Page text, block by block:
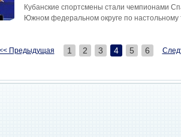
Кубанские спортсмены стали чемпионами
Южном федеральном округе по настольному
Предыдущая 1 2 3 4 5 6